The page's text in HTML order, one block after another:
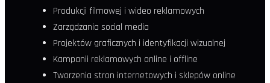
Produkcji filmowej i wideo reklamowych
Zarządzania social media
Projektów graficznych i identyfikacji wizualnej
Kampanii reklamowych online i offline
Tworzenia stron internetowych i sklepów online